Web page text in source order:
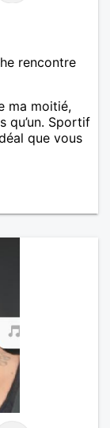
rencontre
ma moitié,
qu’un. Sportif
que vous